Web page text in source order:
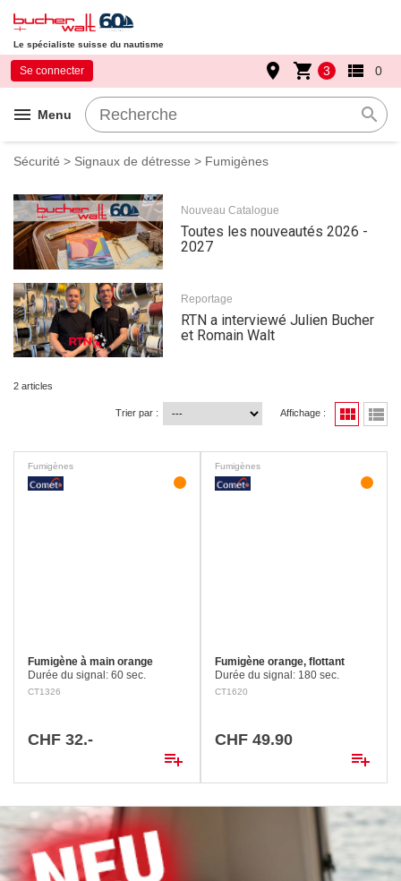
Le spécialiste suisse du nautisme
menu Menu search
Se connecter place shopping_cart 3 view_list 0
Sécurité > Signaux de détresse > Fumigènes
Nouveau Catalogue
Toutes les nouveautés 2026 -
2027
Reportage
RTN a interviewé Julien Bucher
et Romain Walt
2 articles
Trier par : Affichage : view_module view_list
Fumigènes
Fumigène à main orange
Durée du signal: 60 sec.
Dimensions: Longueur 240
CT1326
CHF 32.-
playlist_add
Fumigènes
Fumigène orange, flottant
Durée du signal: 180 sec.
Dimensions: Hauteur 115 mm, Ø
CT1620
CHF 49.90
playlist_add